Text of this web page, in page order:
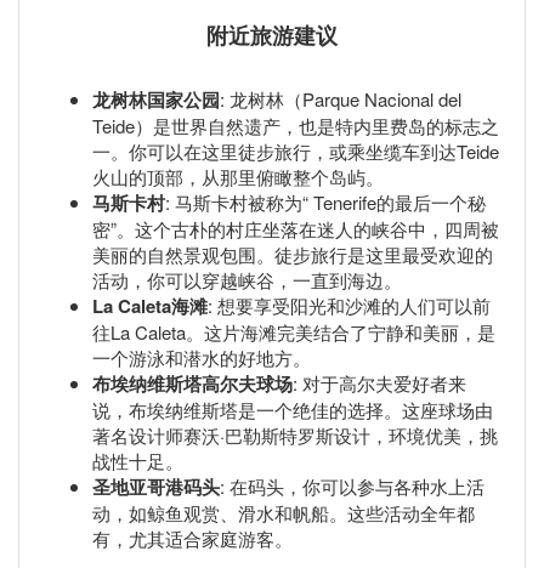
附近旅游建议
龙树林国家公园: 龙树林（Parque Nacional del
Teide）是世界自然遗产，也是特内里费岛的标志之
一。你可以在这里徒步旅行，或乘坐缆车到达Teide
火山的顶部，从那里俯瞰整个岛屿。
马斯卡村: 马斯卡村被称为“ Tenerife的最后一个秘
密”。这个古朴的村庄坐落在迷人的峡谷中，四周被
美丽的自然景观包围。徒步旅行是这里最受欢迎的
活动，你可以穿越峡谷，一直到海边。
La Caleta海滩: 想要享受阳光和沙滩的人们可以前
往La Caleta。这片海滩完美结合了宁静和美丽，是
一个游泳和潜水的好地方。
布埃纳维斯塔高尔夫球场: 对于高尔夫爱好者来
说，布埃纳维斯塔是一个绝佳的选择。这座球场由
著名设计师赛沃·巴勒斯特罗斯设计，环境优美，挑
战性十足。
圣地亚哥港码头: 在码头，你可以参与各种水上活
动，如鲸鱼观赏、滑水和帆船。这些活动全年都
有，尤其适合家庭游客。